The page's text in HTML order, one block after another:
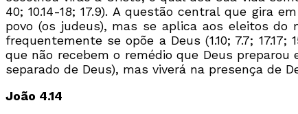
40; 10.14-18; 17.9). A questão central que gira
povo (os judeus), mas se aplica aos eleitos do
frequentemente se opõe a Deus (1.10; 7.7;
que não recebem o remédio que Deus
separado de Deus), mas viverá na presença de
João 4.14